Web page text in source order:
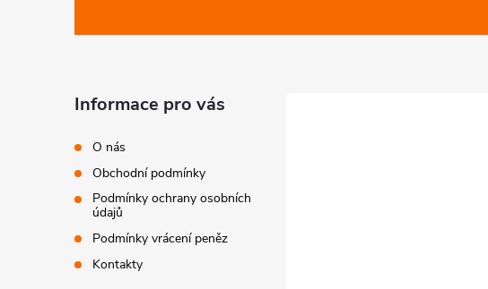
Informace pro vás
O nás
Obchodní podmínky
Podmínky ochrany osobních
údajů
Podmínky vrácení peněz
Kontakty